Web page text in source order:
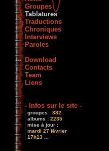
Groupes
Tablatures
Traductions
Chroniques
Interviews
Paroles
Download
Contacts
Team
Liens
- Infos sur le site -
groupes : 382
albums : 2235
mise à jour :
mardi 27 février
17h13 ...